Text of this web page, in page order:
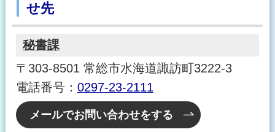
せ先
秘書課
〒303-8501 常総市水海道諏訪町3222-3
電話番号： 0297-23-2111
メールでお問い合わせをする